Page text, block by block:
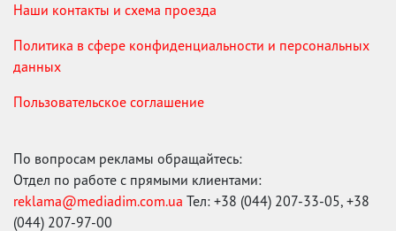
Наши контакты и схема проезда
Политика в сфере конфиденциальности и персональных
данных
Пользовательское соглашение
По вопросам рекламы обращайтесь:
Отдел по работе с прямыми клиентами:
reklama@mediadim.com.ua Тел: +38 (044) 207-33-05, +38
(044) 207-97-00